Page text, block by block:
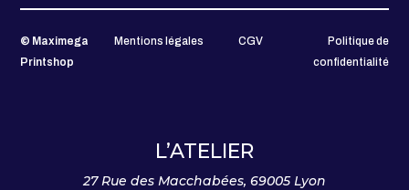
© Maximega
Printshop
Mentions légales CGV
Politique de
confidentialité
L’ATELIER
27 Rue des Macchabées, 69005 Lyon